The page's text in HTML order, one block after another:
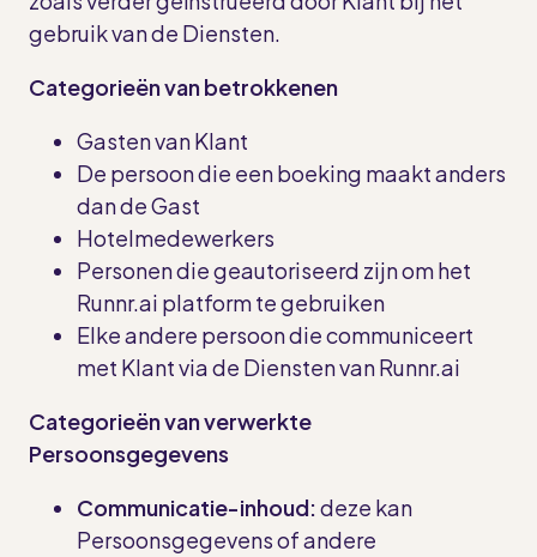
gebruik van de Diensten.
Categorieën van betrokkenen
Gasten van Klant
De persoon die een boeking maakt anders
dan de Gast
Hotelmedewerkers
Personen die geautoriseerd zijn om het
Runnr.ai platform te gebruiken
Elke andere persoon die communiceert
met Klant via de Diensten van Runnr.ai
Categorieën van verwerkte
Persoonsgegevens
Communicatie-inhoud:deze kan
Persoonsgegevens of andere